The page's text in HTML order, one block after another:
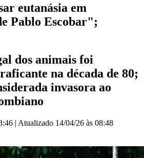
eutanásia em
Pablo Escobar";
dos animais foi
na década de 80;
invasora ao
| Atualizado 14/04/26 às 08:48